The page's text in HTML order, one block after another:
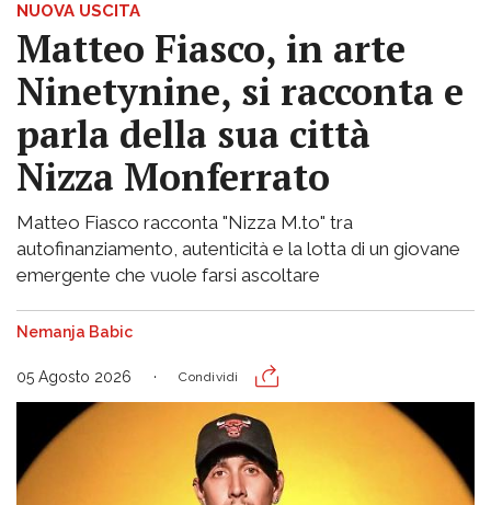
NUOVA USCITA
Matteo Fiasco, in arte
Ninetynine, si racconta e
parla della sua città
Nizza Monferrato
Matteo Fiasco racconta "Nizza M.to" tra
autofinanziamento, autenticità e la lotta di un giovane
emergente che vuole farsi ascoltare
Nemanja Babic
05 Agosto 2026 Condividi